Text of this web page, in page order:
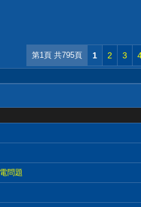
第1頁 共795頁 1 2 3
問題